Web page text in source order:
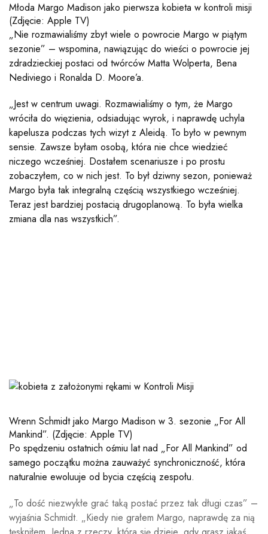
Młoda Margo Madison jako pierwsza kobieta w kontroli misji
(Zdjęcie: Apple TV)
„Nie rozmawialiśmy zbyt wiele o powrocie Margo w piątym
sezonie” – wspomina, nawiązując do wieści o powrocie jej
zdradzieckiej postaci od twórców Matta Wolperta, Bena
Nediviego i Ronalda D. Moore’a.
„Jest w centrum uwagi. Rozmawialiśmy o tym, że Margo
wróciła do więzienia, odsiadując wyrok, i naprawdę uchyla
kapelusza podczas tych wizyt z Aleidą. To było w pewnym
sensie. Zawsze byłam osobą, która nie chce wiedzieć
niczego wcześniej. Dostałem scenariusze i po prostu
zobaczyłem, co w nich jest. To był dziwny sezon, ponieważ
Margo była tak integralną częścią wszystkiego wcześniej.
Teraz jest bardziej postacią drugoplanową. To była wielka
zmiana dla nas wszystkich”.
Wrenn Schmidt jako Margo Madison w 3. sezonie „For All
Mankind”. (Zdjęcie: Apple TV)
Po spędzeniu ostatnich ośmiu lat nad „For All Mankind” od
samego początku można zauważyć synchroniczność, która
naturalnie ewoluuje od bycia częścią zespołu.
„To dość niezwykłe grać taką postać przez tak długi czas” –
wyjaśnia Schmidt. „Kiedy nie grałem Margo, naprawdę za nią